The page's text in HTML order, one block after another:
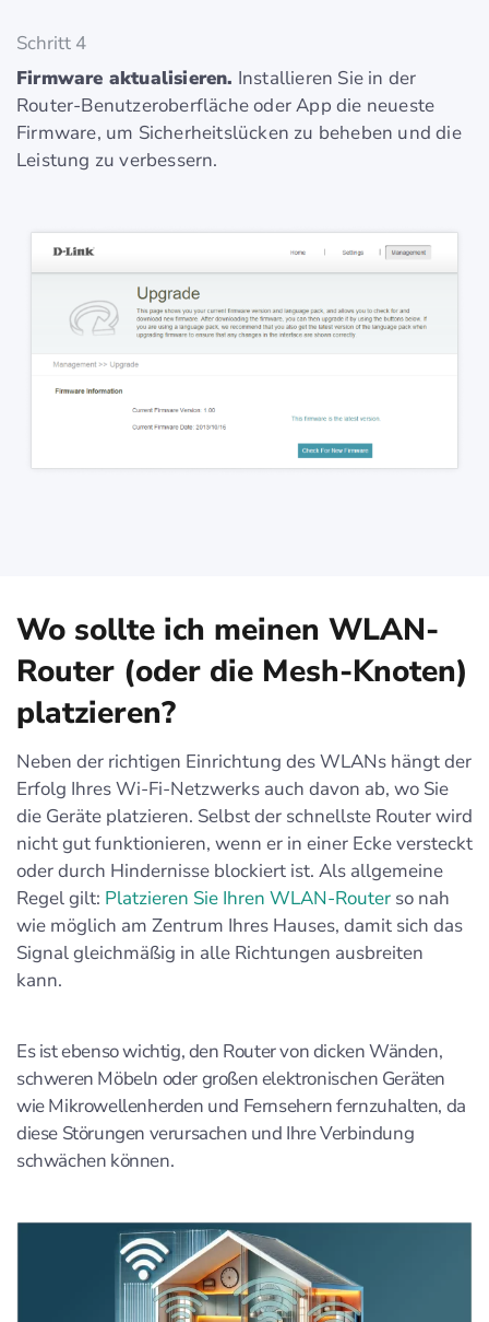
Schritt 4
Firmware aktualisieren. Installieren Sie in der
Router-Benutzeroberfläche oder App die neueste
Firmware, um Sicherheitslücken zu beheben und die
Leistung zu verbessern.
Wo sollte ich meinen WLAN-
Router (oder die Mesh-Knoten)
platzieren?
Neben der richtigen Einrichtung des WLANs hängt der
Erfolg Ihres Wi-Fi-Netzwerks auch davon ab, wo Sie
die Geräte platzieren. Selbst der schnellste Router wird
nicht gut funktionieren, wenn er in einer Ecke versteckt
oder durch Hindernisse blockiert ist. Als allgemeine
Regel gilt: Platzieren Sie Ihren WLAN-Router so nah
wie möglich am Zentrum Ihres Hauses, damit sich das
Signal gleichmäßig in alle Richtungen ausbreiten
kann.
Es ist ebenso wichtig, den Router von dicken Wänden,
schweren Möbeln oder großen elektronischen Geräten
wie Mikrowellenherden und Fernsehern fernzuhalten, da
diese Störungen verursachen und Ihre Verbindung
schwächen können.